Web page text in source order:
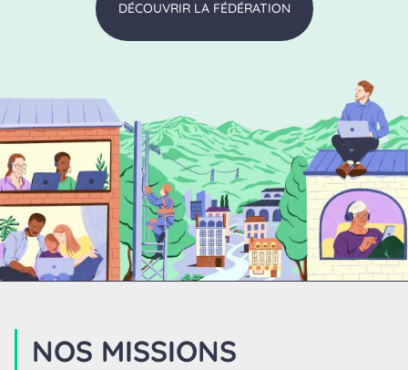
DÉCOUVRIR LA FÉDÉRATION
NOS MISSIONS